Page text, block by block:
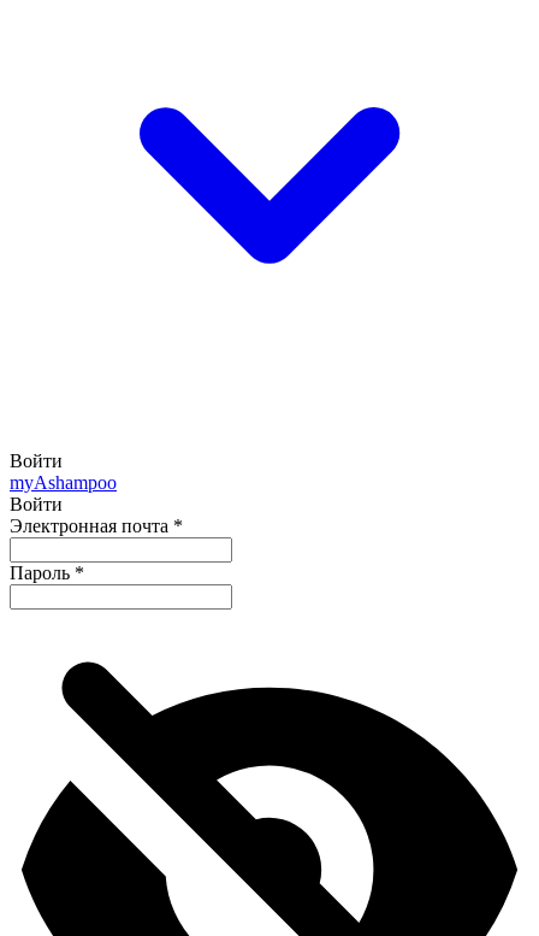
Войти
myAshampoo
Войти
Электронная почта *
Пароль *